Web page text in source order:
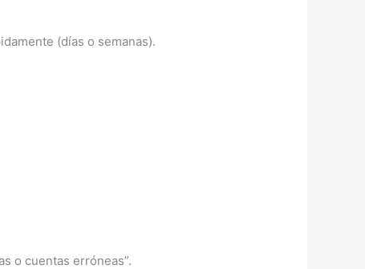
(días o semanas).
o cuentas erróneas”.